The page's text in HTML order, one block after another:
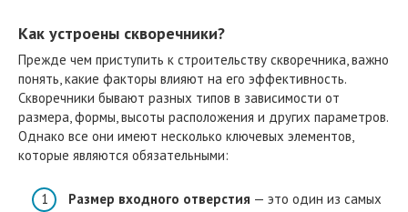
Как устроены скворечники?
Прежде чем приступить к строительству скворечника, важно
понять, какие факторы влияют на его эффективность.
Скворечники бывают разных типов в зависимости от
размера, формы, высоты расположения и других параметров.
Однако все они имеют несколько ключевых элементов,
которые являются обязательными:
Размер входного отверстия — это один из самых